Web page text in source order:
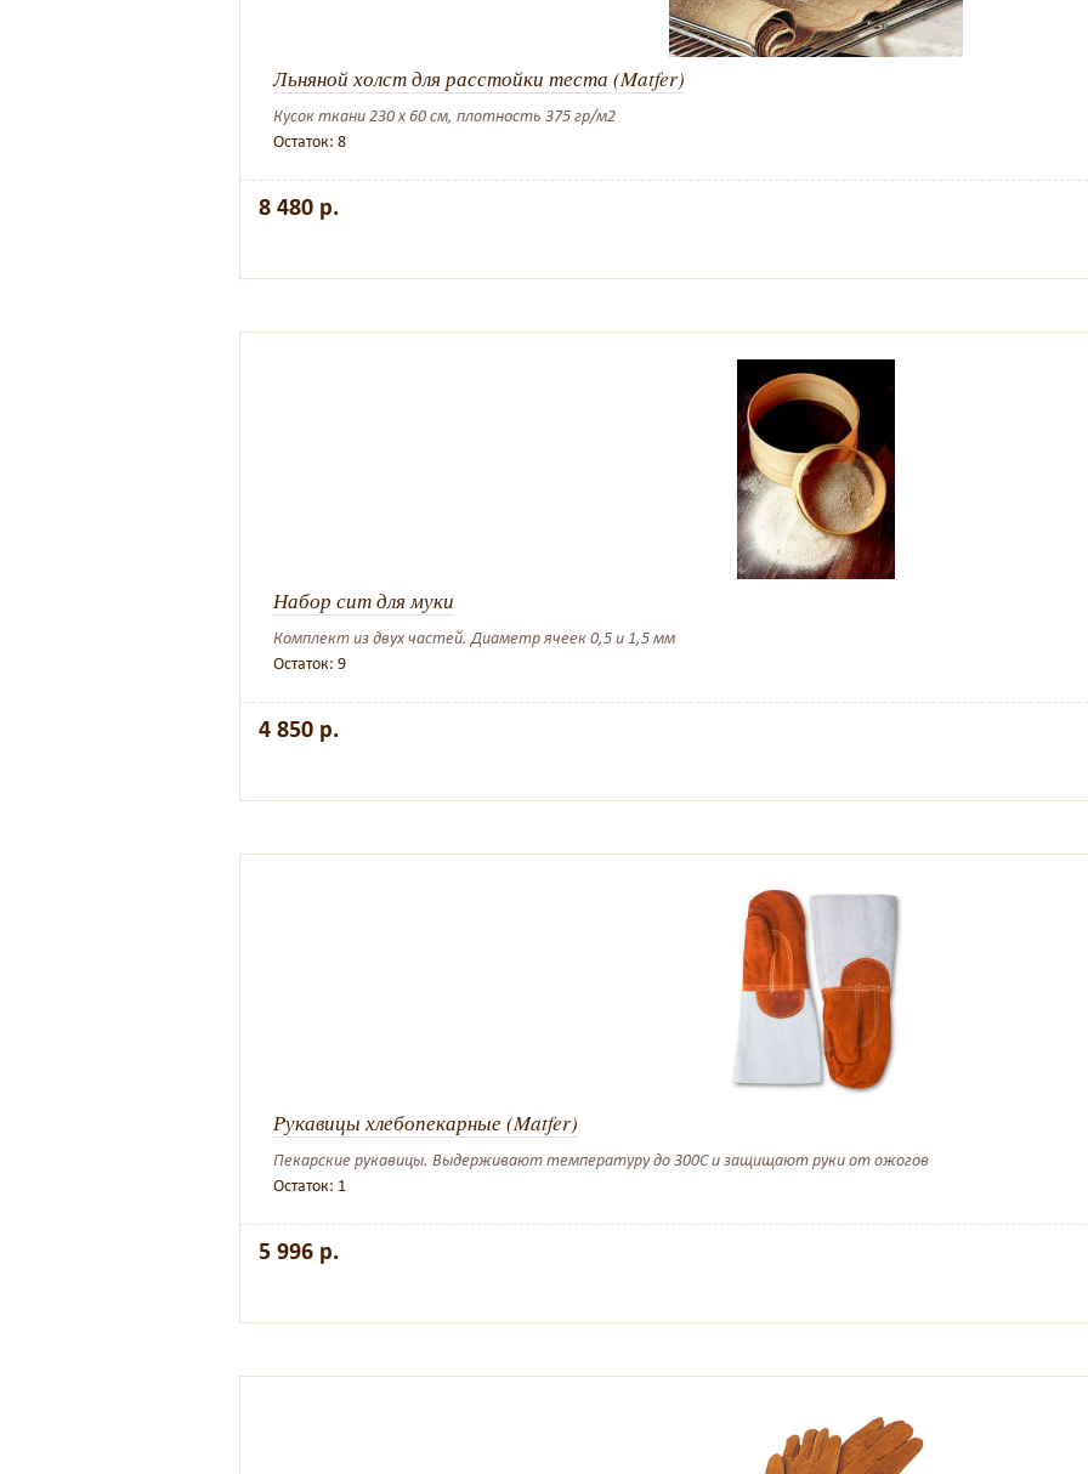
Льняной холст для расстойки теста (Matfer)
Кусок ткани 230 х 60 см, плотность 375 гр/м2
Остаток: 8
8 480 р.
Набор сит для муки
Комплект из двух частей. Диаметр ячеек 0,5 и 1,5 мм
Остаток: 9
4 850 р.
Рукавицы хлебопекарные (Matfer)
Пекарские рукавицы. Выдерживают температуру до 300С и защищают руки от ожогов
Остаток: 1
5 996 р.